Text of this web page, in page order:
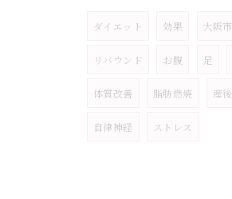
ダイエット 効果 大阪市
リバウンド お腹 足
体質改善 脂肪燃焼 産後
自律神経 ストレス